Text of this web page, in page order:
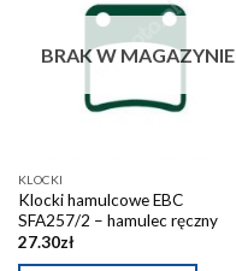
BRAK W MAGAZYNIE
KLOCKI
Klocki hamulcowe EBC
SFA257/2 – hamulec ręczny
27.30zł